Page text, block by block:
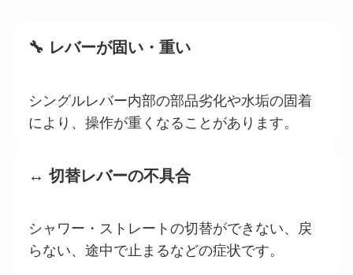
🔧 レバーが固い・重い
シングルレバー内部の部品劣化や水垢の固着
により、操作が重くなることがあります。
↔️ 切替レバーの不具合
シャワー・ストレートの切替ができない、戻
らない、途中で止まるなどの症状です。